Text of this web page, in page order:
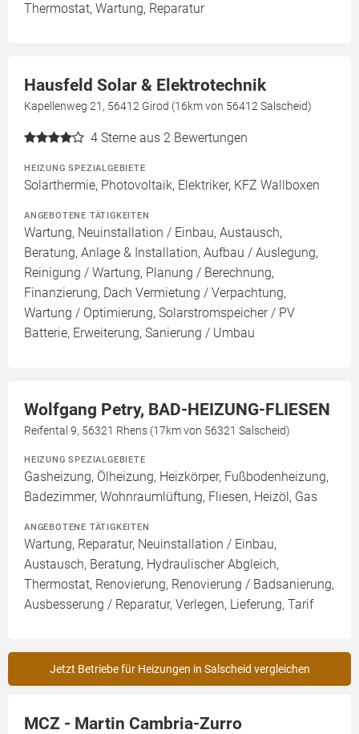
Thermostat, Wartung, Reparatur
Hausfeld Solar & Elektrotechnik
Kapellenweg 21, 56412 Girod (16km von 56412 Salscheid)
4 Sterne aus 2 Bewertungen
HEIZUNG SPEZIALGEBIETE
Solarthermie, Photovoltaik, Elektriker, KFZ Wallboxen
ANGEBOTENE TÄTIGKEITEN
Wartung, Neuinstallation / Einbau, Austausch,
Beratung, Anlage & Installation, Aufbau / Auslegung,
Reinigung / Wartung, Planung / Berechnung,
Finanzierung, Dach Vermietung / Verpachtung,
Wartung / Optimierung, Solarstromspeicher / PV
Batterie, Erweiterung, Sanierung / Umbau
Wolfgang Petry, BAD-HEIZUNG-FLIESEN
Reifental 9, 56321 Rhens (17km von 56321 Salscheid)
HEIZUNG SPEZIALGEBIETE
Gasheizung, Ölheizung, Heizkörper, Fußbodenheizung,
Badezimmer, Wohnraumlüftung, Fliesen, Heizöl, Gas
ANGEBOTENE TÄTIGKEITEN
Wartung, Reparatur, Neuinstallation / Einbau,
Austausch, Beratung, Hydraulischer Abgleich,
Thermostat, Renovierung, Renovierung / Badsanierung,
Ausbesserung / Reparatur, Verlegen, Lieferung, Tarif
Jetzt Betriebe für Heizungen in Salscheid vergleichen
MCZ - Martin Cambria-Zurro